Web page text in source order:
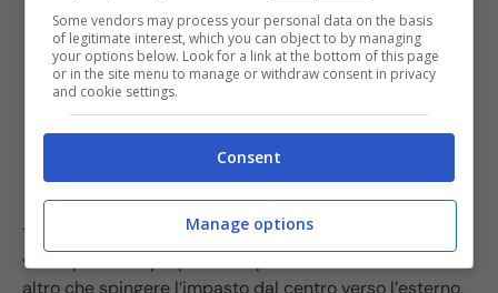
Trascorse le ore di lievitazione, potete prendere i
vostri panetti e preparare le pizze. Non dovrete fare
altro che spingere l’impasto dal centro verso l’esterno,
Some vendors may process your personal data on the basis
of legitimate interest, which you can object to by managing
your options below. Look for a link at the bottom of this page
or in the site menu to manage or withdraw consent in privacy
and cookie settings.
Consent
Manage options